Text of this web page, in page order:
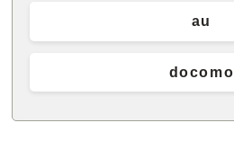
au
docomo